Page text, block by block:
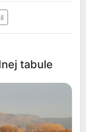
tabule